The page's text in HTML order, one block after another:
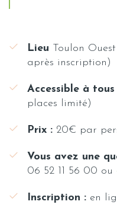
Lieu Toulon
après inscription)
Accessible à
places limité)
Prix : 20€ par
Vous avez une
06 52 11 56 00 ou
Inscription : en